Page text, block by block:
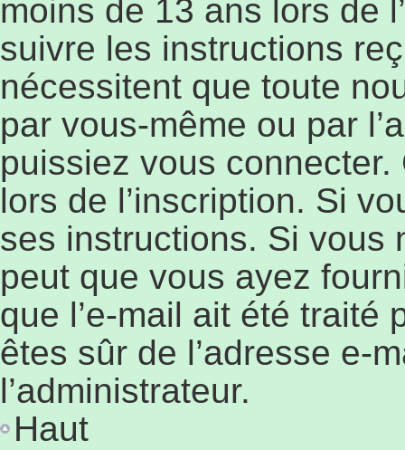
moins de 13 ans lors de
suivre les instructions
nécessitent que toute
par vous-même ou par
puissiez vous
lors de l’inscription. Si
ses instructions. Si vous
peut que vous ayez
que l’e-mail ait été traité
êtes sûr de l’adresse e-
l’administrateur.
Haut